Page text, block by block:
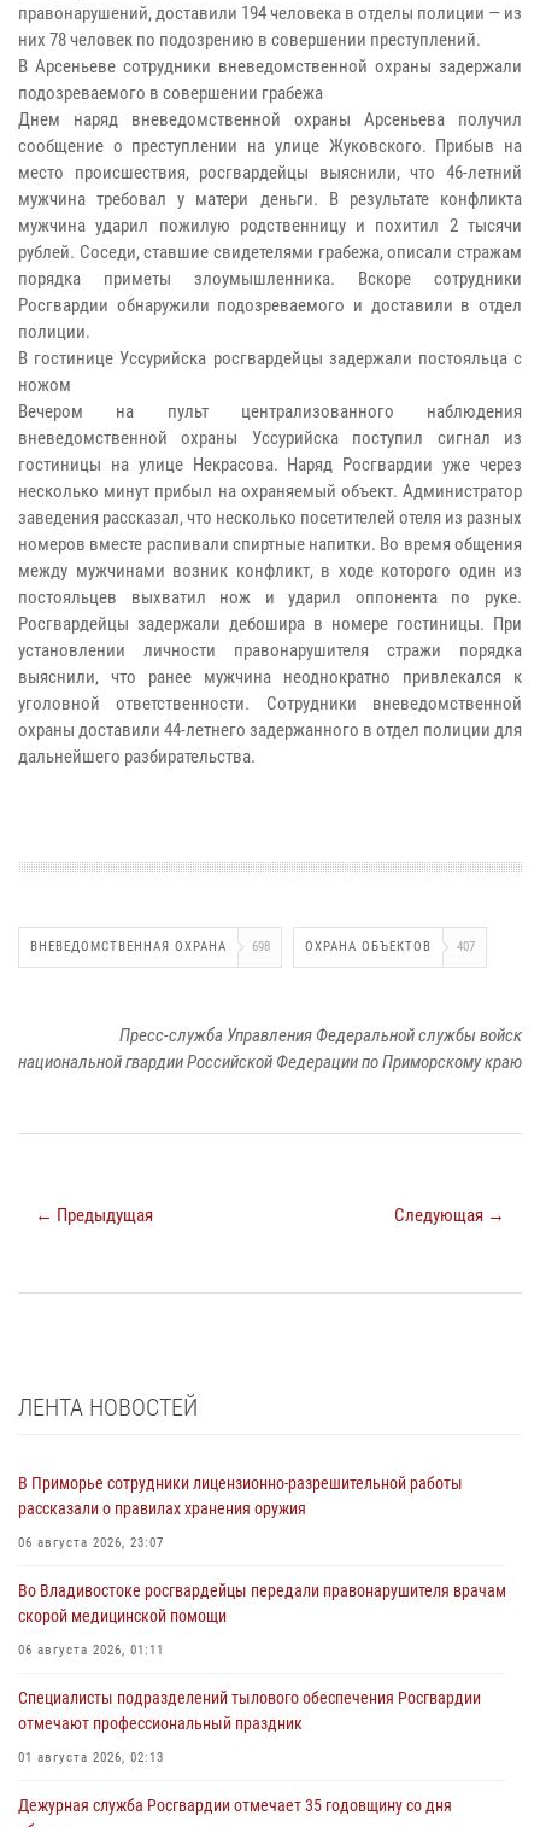
правонарушений, доставили 194 человека в отделы полиции — из
них 78 человек по подозрению в совершении преступлений.
В Арсеньеве сотрудники вневедомственной охраны задержали
подозреваемого в совершении грабежа
Днем наряд вневедомственной охраны Арсеньева получил
сообщение о преступлении на улице Жуковского. Прибыв на
место происшествия, росгвардейцы выяснили, что 46-летний
мужчина требовал у матери деньги. В результате конфликта
мужчина ударил пожилую родственницу и похитил 2 тысячи
рублей. Соседи, ставшие свидетелями грабежа, описали стражам
порядка приметы злоумышленника. Вскоре сотрудники
Росгвардии обнаружили подозреваемого и доставили в отдел
полиции.
В гостинице Уссурийска росгвардейцы задержали постояльца с
ножом
Вечером на пульт централизованного наблюдения
вневедомственной охраны Уссурийска поступил сигнал из
гостиницы на улице Некрасова. Наряд Росгвардии уже через
несколько минут прибыл на охраняемый объект. Администратор
заведения рассказал, что несколько посетителей отеля из разных
номеров вместе распивали спиртные напитки. Во время общения
между мужчинами возник конфликт, в ходе которого один из
постояльцев выхватил нож и ударил оппонента по руке.
Росгвардейцы задержали дебошира в номере гостиницы. При
установлении личности правонарушителя стражи порядка
выяснили, что ранее мужчина неоднократно привлекался к
уголовной ответственности. Сотрудники вневедомственной
охраны доставили 44-летнего задержанного в отдел полиции для
дальнейшего разбирательства.
ВНЕВЕДОМСТВЕННАЯ ОХРАНА 698 ОХРАНА ОБЪЕКТОВ 407
Пресс-служба Управления Федеральной службы войск
национальной гвардии Российской Федерации по Приморскому краю
← Предыдущая Следующая →
ЛЕНТА НОВОСТЕЙ
В Приморье сотрудники лицензионно-разрешительной работы
рассказали о правилах хранения оружия
06 августа 2026, 23:07
Во Владивостоке росгвардейцы передали правонарушителя врачам
скорой медицинской помощи
06 августа 2026, 01:11
Специалисты подразделений тылового обеспечения Росгвардии
отмечают профессиональный праздник
01 августа 2026, 02:13
Дежурная служба Росгвардии отмечает 35 годовщину со дня